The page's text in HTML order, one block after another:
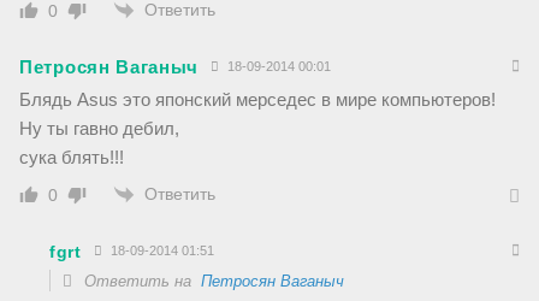
0 Ответить
Петросян Ваганыч 18-09-2014 00:01
Блядь Asus это японский мерседес в мире компьютеров!
Ну ты гавно дебил,
сука блять!!!
0 Ответить
fgrt 18-09-2014 01:51
Ответить на Петросян Ваганыч